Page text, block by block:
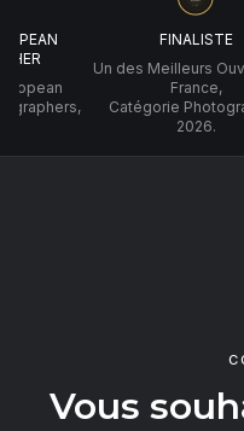
FINALISTE
Un des Meilleurs
France,
Catégorie
2026.
Vous